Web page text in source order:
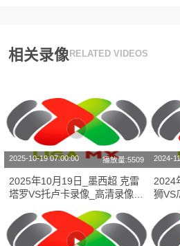
相关录像 RELATED VIDEOS
2025-10-19 07:00:00 播放量:5509
2025年10月19日_墨西超 克雷
塔罗VS托卢卡录像_高清录像
【全场回放】
2024-
2024
狮VS
【全